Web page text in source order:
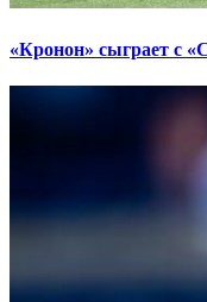
«Кронон» сыграет с